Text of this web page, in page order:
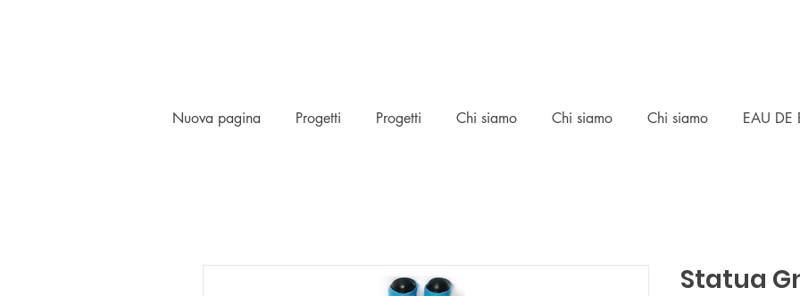
Nuova pagina Progetti Progetti Chi siamo Chi siamo Chi siamo EAU DE
Statua